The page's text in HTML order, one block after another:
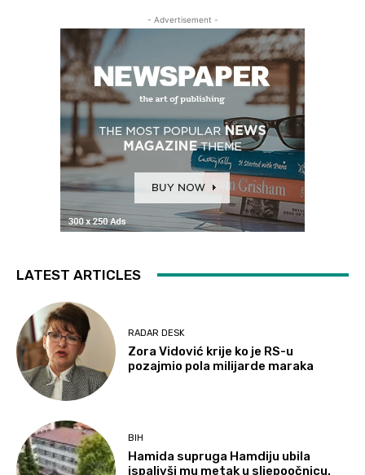
- Advertisement -
LATEST ARTICLES
RADAR DESK
Zora Vidović krije ko je RS-u
pozajmio pola milijarde maraka
BIH
Hamida supruga Hamdiju ubila
ispalivši mu metak u sljepoočnicu.